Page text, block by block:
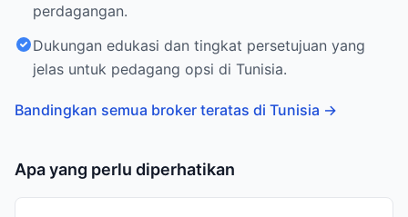
perdagangan.
Dukungan edukasi dan tingkat persetujuan yang
jelas untuk pedagang opsi di Tunisia.
Bandingkan semua broker teratas di Tunisia →
Apa yang perlu diperhatikan